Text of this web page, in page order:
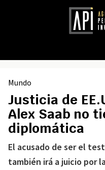
Mundo
Justicia de
Alex Saab no
diplomática
El acusado de ser el
también irá a juicio por